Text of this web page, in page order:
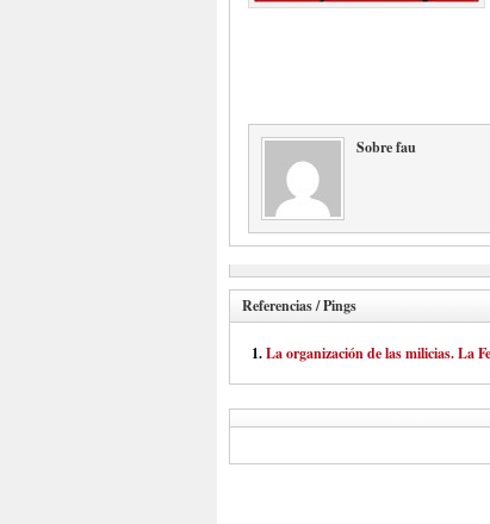
Sobre fau
Referencias / Pings
La organización de las milicias. La